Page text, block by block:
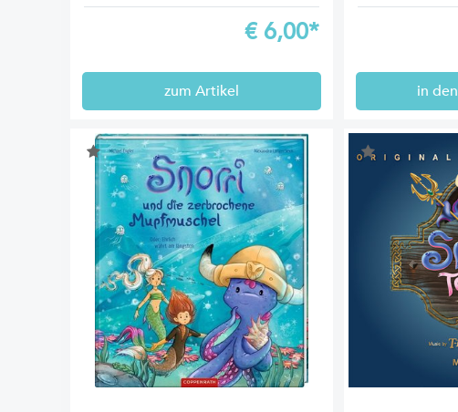
€ 6,00*
zum Artikel in